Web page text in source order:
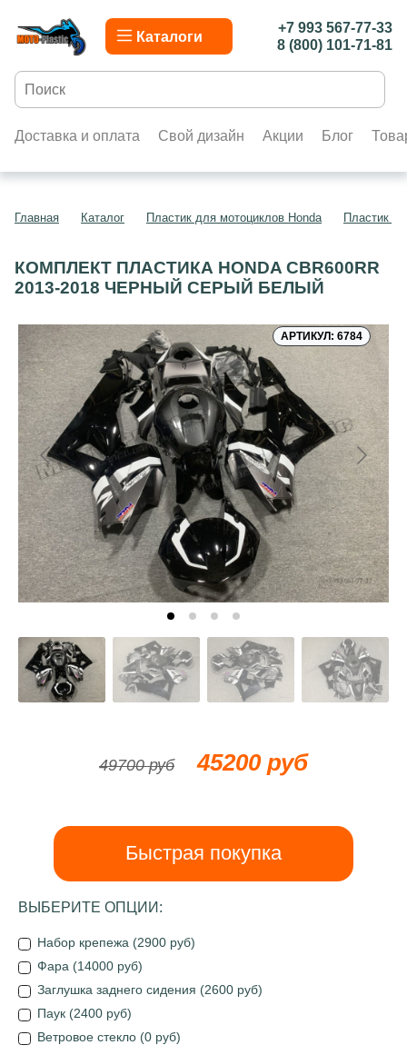
Каталоги
+7 993 567-77-33
8 (800) 101-71-81
Доставка и оплата Свой дизайн Акции Блог
Главная Каталог Пластик для мотоциклов Honda Пластик
КОМПЛЕКТ ПЛАСТИКА HONDA CBR600RR
2013-2018 ЧЕРНЫЙ СЕРЫЙ БЕЛЫЙ
АРТИКУЛ: 6784
49700 руб 45200 руб
Быстрая покупка
ВЫБЕРИТЕ ОПЦИИ:
Набор крепежа (2900 руб)
Фара (14000 руб)
Заглушка заднего сидения (2600 руб)
Паук (2400 руб)
Ветровое стекло (0 руб)